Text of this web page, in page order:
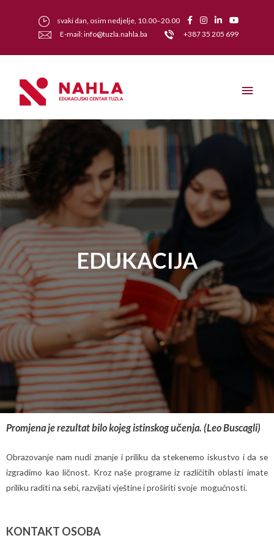
svaki dan, osim nedjelje, 10.00–20.00
E-mail: info@tuzla.nahla.ba
+387 35 205 699
EDUKACIJA
Promjena je rezultat bilo kojeg istinskog učenja. (Leo Buscagli)
Obrazovanje nam nudi znanje i priliku da stekenemo iskustvo i da se
izgradimo kao ličnost. Kroz naše programe iz različitih oblasti imate
priliku raditi na sebi, razvijati vještine i proširiti svoje mogućnosti.
KONTAKT OSOBA